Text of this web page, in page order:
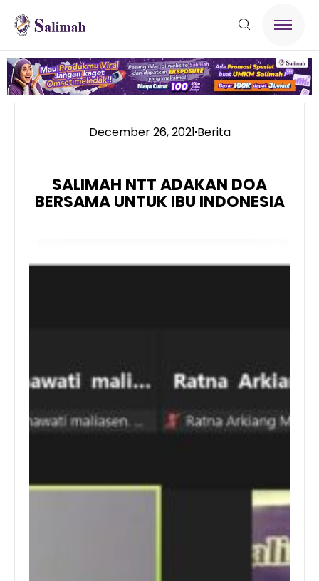
December 26, 2021Berita
SALIMAH NTT ADAKAN DOA
BERSAMA UNTUK IBU INDONESIA